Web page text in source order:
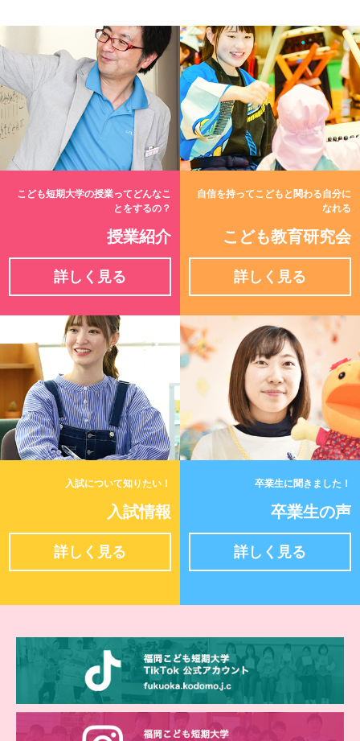
こども短期大学の授業ってどんなこ
とをするの？
授業紹介
詳しく見る
自信を持ってこどもと関わる自分に
なれる
こども教育研究会
詳しく見る
入試について知りたい！
入試情報
詳しく見る
卒業生に聞きました！
卒業生の声
詳しく見る